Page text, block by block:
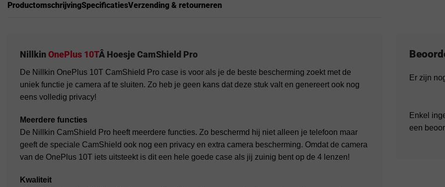
ProductomschrijvingSpecificatiesVerzending & retourneren
NillkinOnePlus 10TÂ Hoesje CamShield Pro
De Nillkin OnePlus 10T CamShield Pro case is voor als je de beste bescherming zoekt met de
uniek functie je camera af te sluiten. Zo heb je geen kans dat deze stuk valt en genereert ook nog
eens volledig privacy!
Meerdere functies
De Nillkin CamShield Pro heeft meerdere functies. Zo beschermd hij niet alleen je telefoon maar
geeft de speciale CamShield ook nog een privacy en extra camera bescherming. Omdat de camera
van de OnePlus 10T iets uitsteekt is dit een hele goede case als jij zuinig bent op de 4 lenzen!
Kwaliteit
Er zijn
Enkel
een